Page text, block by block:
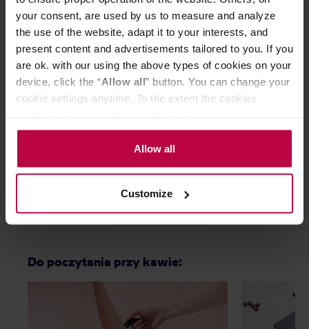
your consent, are used by us to measure and analyze
the use of the website, adapt it to your interests, and
present content and advertisements tailored to you. If you
are ok. with our using the above types of cookies on your
device, click the “Allow all” button. You can change your
cookie settings anytime. To the extent the cookies
the controller’s (namely, ALL GOOD S.A., ul.
Mazowiecka 24I/U9, 78-100 Kołobrzeg) or third parties’
legitimate interests which are to ensure a high quality of
activities of the controller and authorized entities. More
information about cookies and the personal data
Allow all
Customize
Mount Everest Tea - Takea -
matchy
49,00 zł
28,99 zł
Egg Back
Do poczytania przy kawie: